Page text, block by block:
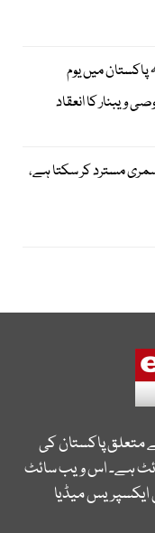
میں یوم
ویبنار کا انعقاد
مسترد کر سکتا ہے،
متعلق پاکستان کی
ہے۔ اس ویب سائٹ
ایکسپریس میڈیا